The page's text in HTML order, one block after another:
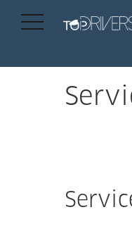
INSCRIPTION CLIENT
Réserver votre course